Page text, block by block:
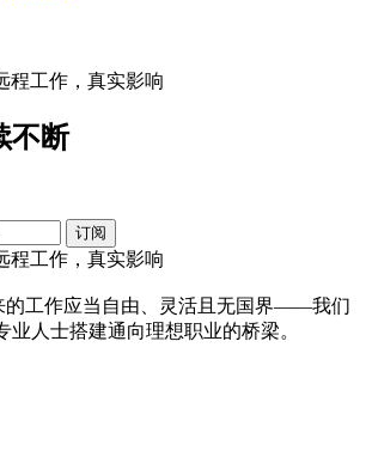
不断
订阅
的工作应当自由、灵活且无国界——我们
业人士搭建通向理想职业的桥梁。